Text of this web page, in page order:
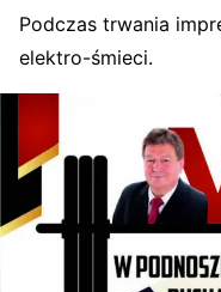
Podczas trwania
elektro-śmieci.